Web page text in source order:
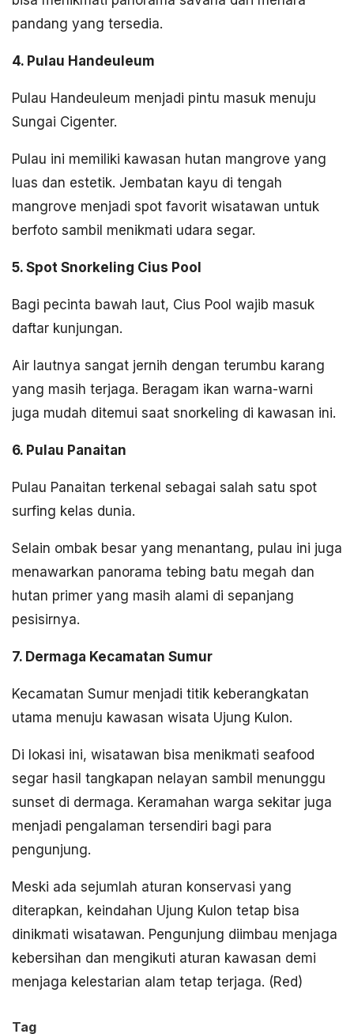
pandang yang tersedia.
4. Pulau Handeuleum
Pulau Handeuleum menjadi pintu masuk menuju
Sungai Cigenter.
Pulau ini memiliki kawasan hutan mangrove yang
luas dan estetik. Jembatan kayu di tengah
mangrove menjadi spot favorit wisatawan untuk
berfoto sambil menikmati udara segar.
5. Spot Snorkeling Cius Pool
Bagi pecinta bawah laut, Cius Pool wajib masuk
daftar kunjungan.
Air lautnya sangat jernih dengan terumbu karang
yang masih terjaga. Beragam ikan warna-warni
juga mudah ditemui saat snorkeling di kawasan ini.
6. Pulau Panaitan
Pulau Panaitan terkenal sebagai salah satu spot
surfing kelas dunia.
Selain ombak besar yang menantang, pulau ini juga
menawarkan panorama tebing batu megah dan
hutan primer yang masih alami di sepanjang
pesisirnya.
7. Dermaga Kecamatan Sumur
Kecamatan Sumur menjadi titik keberangkatan
utama menuju kawasan wisata Ujung Kulon.
Di lokasi ini, wisatawan bisa menikmati seafood
segar hasil tangkapan nelayan sambil menunggu
sunset di dermaga. Keramahan warga sekitar juga
menjadi pengalaman tersendiri bagi para
pengunjung.
Meski ada sejumlah aturan konservasi yang
diterapkan, keindahan Ujung Kulon tetap bisa
dinikmati wisatawan. Pengunjung diimbau menjaga
kebersihan dan mengikuti aturan kawasan demi
menjaga kelestarian alam tetap terjaga. (Red)
Tag